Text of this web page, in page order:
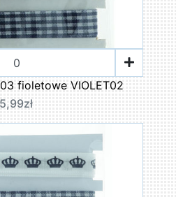
fioletowe VIOLET02
5,99zł